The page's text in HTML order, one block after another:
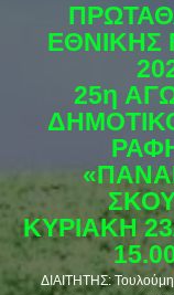
ΕΘΝΙΚΗΣ
25η
ΚΥΡΙΑΚΗ
ΔΙΑΙΤΗΤΗΣ: